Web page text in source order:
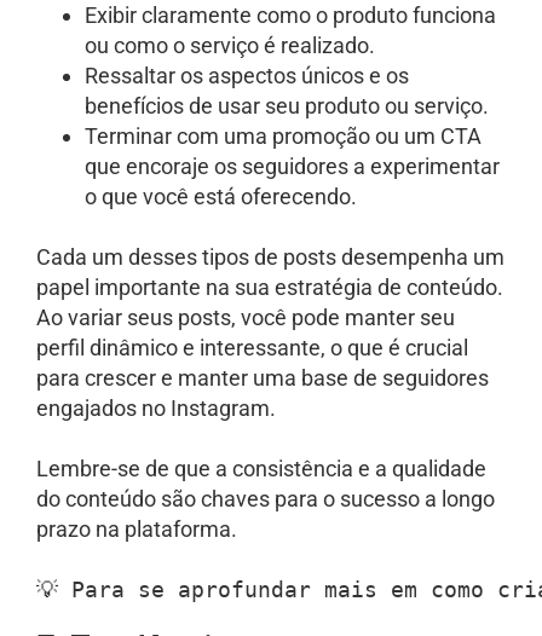
Exibir claramente como o produto funciona
ou como o serviço é realizado.
Ressaltar os aspectos únicos e os
benefícios de usar seu produto ou serviço.
Terminar com uma promoção ou um CTA
que encoraje os seguidores a experimentar
o que você está oferecendo.
Cada um desses tipos de posts desempenha um
papel importante na sua estratégia de conteúdo.
Ao variar seus posts, você pode manter seu
perfil dinâmico e interessante, o que é crucial
para crescer e manter uma base de seguidores
engajados no Instagram.
Lembre-se de que a consistência e a qualidade
do conteúdo são chaves para o sucesso a longo
prazo na plataforma.
💡 Para se aprofundar mais em como